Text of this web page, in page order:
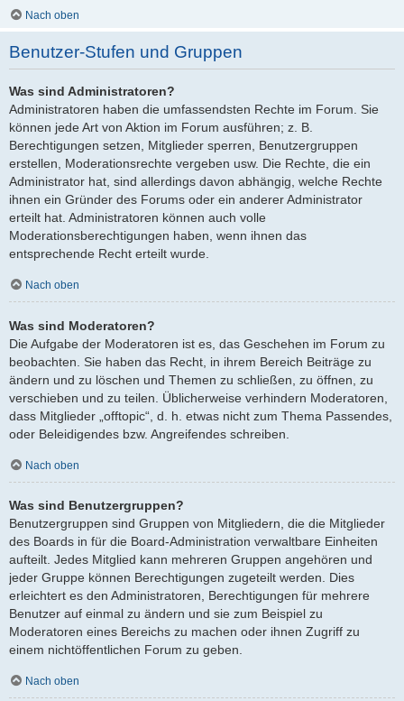
Nach oben
Benutzer-Stufen und Gruppen
Was sind Administratoren?
Administratoren haben die umfassendsten Rechte im Forum. Sie
können jede Art von Aktion im Forum ausführen; z. B.
Berechtigungen setzen, Mitglieder sperren, Benutzergruppen
erstellen, Moderationsrechte vergeben usw. Die Rechte, die ein
Administrator hat, sind allerdings davon abhängig, welche Rechte
ihnen ein Gründer des Forums oder ein anderer Administrator
erteilt hat. Administratoren können auch volle
Moderationsberechtigungen haben, wenn ihnen das
entsprechende Recht erteilt wurde.
Nach oben
Was sind Moderatoren?
Die Aufgabe der Moderatoren ist es, das Geschehen im Forum zu
beobachten. Sie haben das Recht, in ihrem Bereich Beiträge zu
ändern und zu löschen und Themen zu schließen, zu öffnen, zu
verschieben und zu teilen. Üblicherweise verhindern Moderatoren,
dass Mitglieder „offtopic“, d. h. etwas nicht zum Thema Passendes,
oder Beleidigendes bzw. Angreifendes schreiben.
Nach oben
Was sind Benutzergruppen?
Benutzergruppen sind Gruppen von Mitgliedern, die die Mitglieder
des Boards in für die Board-Administration verwaltbare Einheiten
aufteilt. Jedes Mitglied kann mehreren Gruppen angehören und
jeder Gruppe können Berechtigungen zugeteilt werden. Dies
erleichtert es den Administratoren, Berechtigungen für mehrere
Benutzer auf einmal zu ändern und sie zum Beispiel zu
Moderatoren eines Bereichs zu machen oder ihnen Zugriff zu
einem nichtöffentlichen Forum zu geben.
Nach oben